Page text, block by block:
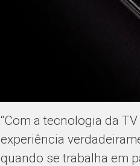
“Com a tecnologia da
experiência
quando se trabalha em